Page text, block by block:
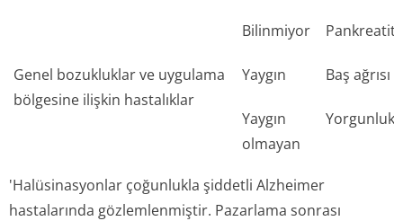
Bilinmiyor Pankreatit2
Genel bozukluklar ve uygulama
bölgesine ilişkin hastalıklar
Yaygın Baş ağrısı
Yaygın
olmayan
Yorgunluk
'Halüsinasyonlar çoğunlukla şiddetli Alzheimer
hastalarında gözlemlenmiştir. Pazarlama sonrası